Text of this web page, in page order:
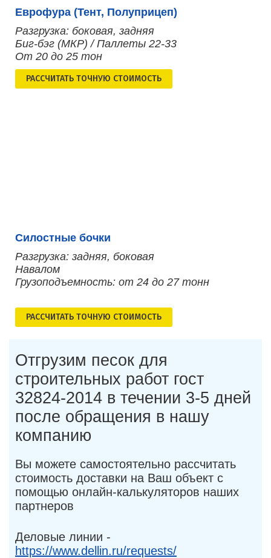
Еврофура (Тент, Полуприцеп)
Разгрузка: боковая, задняя
Биг-бэг (МКР) / Паллеты 22-33
От 20 до 25 тон
РАСCЧИТАТЬ ТОЧНУЮ СТОИМОСТЬ
Силостные бочки
Разгрузка: задняя, боковая
Навалом
Грузоподъемность: от 24 до 27 тонн
РАСCЧИТАТЬ ТОЧНУЮ СТОИМОСТЬ
Отгрузим песок для
строительных работ гост
32824-2014 в течении 3-5 дней
после обращения в нашу
компанию
Вы можете самостоятельно рассчитать
стоимость доставки на Ваш объект с
помощью онлайн-калькуляторов наших
партнеров
Деловые линии -
https://www.dellin.ru/requests/